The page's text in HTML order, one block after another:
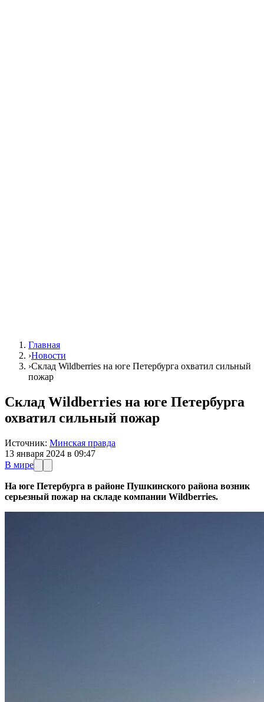
Главная
›Новости
›Склад Wildberries на юге Петербурга охватил сильный
пожар
Склад Wildberries на юге Петербурга
охватил сильный пожар
Источник: Минская правда
13 января 2024 в 09:47
В мире
На юге Петербурга в районе Пушкинского района возник
серьезный пожар на складе компании Wildberries.